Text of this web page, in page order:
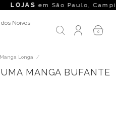
São Paulo, Campinas, Rio
Noivos
0
Longa /
MANGA BUFANTE